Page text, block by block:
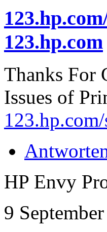
123.hp.com
Thanks For
Issues of
HP Envy
9